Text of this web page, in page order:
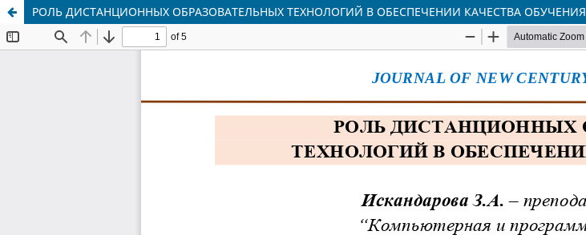
РОЛЬ ДИСТАНЦИОННЫХ ОБРАЗОВАТЕЛЬНЫХ ТЕХНОЛОГИЙ В ОБЕСПЕЧЕНИИ КАЧЕСТВА ОБУЧЕНИЯ